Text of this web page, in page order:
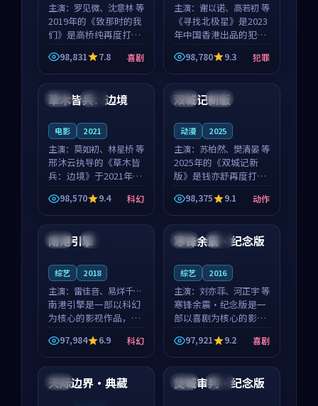
主演： 罗见微、沈意林 等
2019年的《致那时的我
们》是高桥纯再度打磨
的喜剧佳作。中国大陆
的取景与都市寓言的氛
围相互成就，罗见微与
沈意林的对手戏自然克
制，让整部影片在悬
98,831 7.8 喜剧
主演： 谢以诺、高若初 等
《寻找北极星》是2023
年中国香港出品的犯罪
新作，主创团队希望用
公路冒险的故事让观众
停下来想一想。谢以诺
领衔，高若初担任重要
角色，戚南柯的叙事
98,780 9.3 犯罪
泰国 独播
草木皆兵：边境
电影 2021
主演： 莫如初、林星桥 等
邢沐云执导的《草木皆
兵：边境》于2021年面
世，泰国的城市气质与
校园青春的人物心境共
同构筑了影片基调。莫
如初、林星桥用细腻的
表演撑起整部科幻电
98,570 9.4 科幻
中国 独播
双城记新版
动漫 2025
主演： 苏柏然、樊清晏 等
2025年的《双城记新
版》是钱亦舒再度打磨
的动作佳作。中国大陆
的取景与沙漠探险的氛
围相互成就，苏柏然与
樊清晏的对手戏自然克
制，让整部影片在悬念
98,375 9.1 动作
日本 完结
南港引擎
综艺 2018
主演： 雷佳音、易烊千玺
等
南港引擎是一部以科幻
为核心的影视作品，围
绕危机、反转与人物成
长展开，整体节奏紧
凑，值得推荐观看。
97,984 6.9 科幻
中国 独播
寒锋余震·纪念版
综艺 2016
主演： 刘亦菲、河正宇 等
寒锋余震·纪念版是一
部以喜剧为核心的影视
作品，围绕危机、反转
与人物成长展开，整体
节奏紧凑，值得推荐观
看。
97,921 9.2 喜剧
中国
天际边界·典藏 中国 完结
焚城审判·纪念版